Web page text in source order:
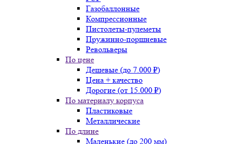
Газобаллонные
Компрессионные
Пистолеты-пулеметы
Пружинно-поршневые
Револьверы
По цене
Дешевые (до 7.000 ₽)
Цена + качество
Дорогие (от 15.000 ₽)
По материалу корпуса
Пластиковые
Металлические
По длине
Маленькие (до 200 мм)